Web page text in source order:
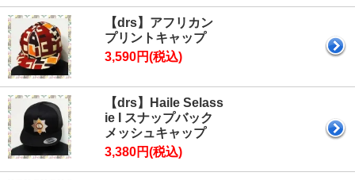
【drs】アフリカン
プリントキャップ
3,590円(税込)
【drs】Haile Selass
ie I スナップバック
メッシュキャップ
3,380円(税込)